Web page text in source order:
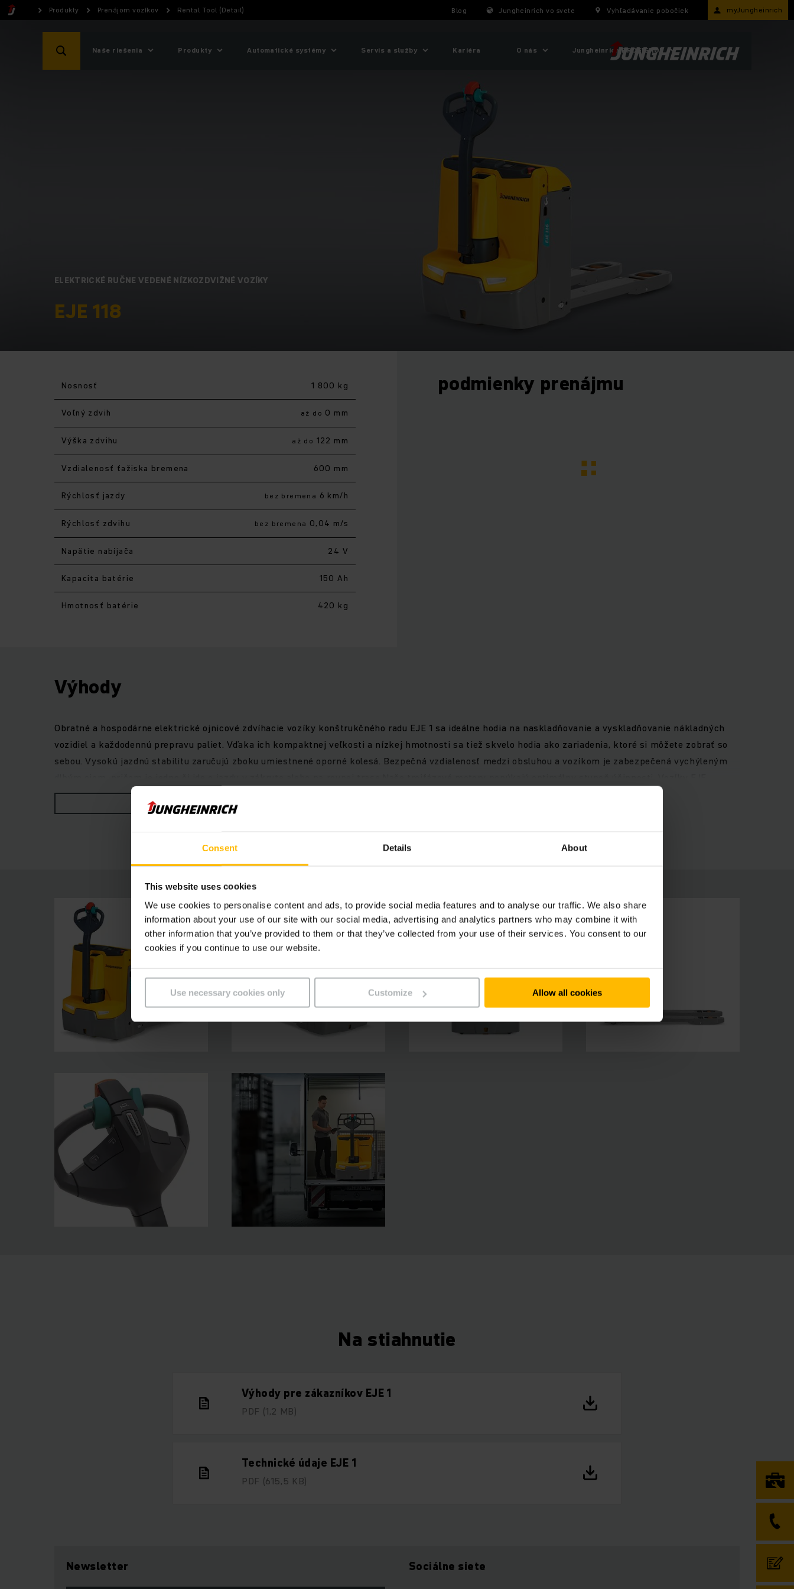
Consent Details About
This website uses cookies
We use cookies to personalise content and ads, to provide social media features and to analyse our traffic. We also share
information about your use of our site with our social media, advertising and analytics partners who may combine it with
other information that you’ve provided to them or that they’ve collected from your use of their services. You consent to our
cookies if you continue to use our website.
Use necessary cookies only Customize Allow all cookies
Produkty Prenájom vozíkov Rental Tool (Detail) Blog Jungheinrich vo svete Vyhľadávanie pobočiek myJungheinrich
Naše riešenia Produkty Automatické systémy Servis a služby Kariéra O nás Jungheinrich PROFISHOP
ELEKTRICKÉ RUČNE VEDENÉ NÍZKOZDVIŽNÉ VOZÍKY
EJE 118
Nosnosť 1 800 kg
Voľný zdvih až do 0 mm
Výška zdvihu až do 122 mm
Vzdialenosť ťažiska bremena 600 mm
Rýchlosť jazdy bez bremena 6 km/h
Rýchlosť zdvihu bez bremena 0,04 m/s
Napätie nabíjača 24 V
Kapacita batérie 150 Ah
Hmotnosť batérie 420 kg
podmienky prenájmu
Výhody
Obratné a hospodárne elektrické ojnicové zdvíhacie vozíky konštrukčného radu EJE 1 sa ideálne hodia na naskladňovanie a vyskladňovanie nákladných
vozidiel a každodennú prepravu paliet. Vďaka ich kompaktnej veľkosti a nízkej hmotnosti sa tiež skvelo hodia ako zariadenia, ktoré si môžete zobrať so
sebou. Vysokú jazdnú stabilitu zaručujú zboku umiestnené oporné kolesá. Bezpečná vzdialenosť medzi obsluhou a vozíkom je zabezpečená vychýleným
konštrukčného radu 1 vám dobre poslúžia pri dlhých dobách používania s trvalo vysokým výkonom. Vďaka rýchlej výmene batérie zboku, voliteľne
dostupnej od zariadenia EJE 116, sú vozíky EJE 1 efektívnymi partnermi aj vo viaczmennej prevádzke. Olovené batérie s dlhou životnosťou pritom trvalo
ZOBRAZIŤ VIAC
Na stiahnutie
Výhody pre zákazníkov EJE 1
PDF (1,2 MB)
Technické údaje EJE 1
PDF (615,5 KB)
Newsletter Sociálne siete